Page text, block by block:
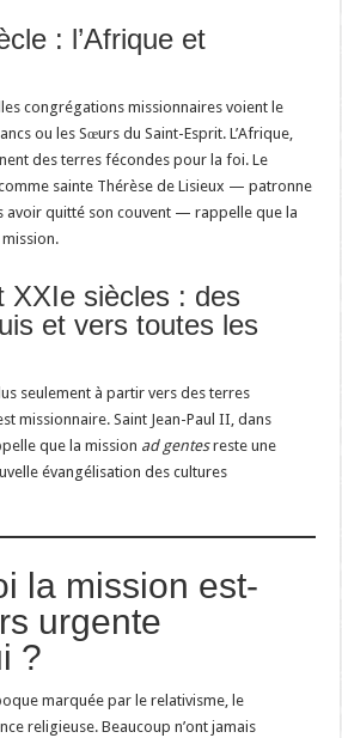
: l’Afrique et
congrégations missionnaires voient le
ou les Sœurs du Saint-Esprit. L’Afrique,
des terres fécondes pour la foi. Le
sainte Thérèse de Lisieux — patronne
avoir quitté son couvent — rappelle que la
XXIe siècles : des
et vers toutes les
seulement à partir vers des terres
missionnaire. Saint Jean-Paul II, dans
que la mission ad gentesreste une
évangélisation des cultures
la mission est-
urgente
?
marquée par le relativisme, le
religieuse. Beaucoup n’ont jamais